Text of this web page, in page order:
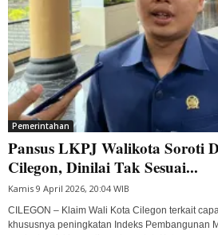
Pemerintahan
Pansus LKPJ Walikota Soroti
Cilegon, Dinilai Tak Sesuai...
Kamis 9 April 2026, 20:04 WIB
CILEGON – Klaim Wali Kota Cilegon terkait
khususnya peningkatan Indeks Pembangunan